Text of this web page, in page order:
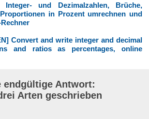
Integer- und Dezimalzahlen, Brüche,
in Prozent umrechnen und
Convert and write integer and decimal
and ratios as percentages, online
endgültige Antwort:
Arten geschrieben